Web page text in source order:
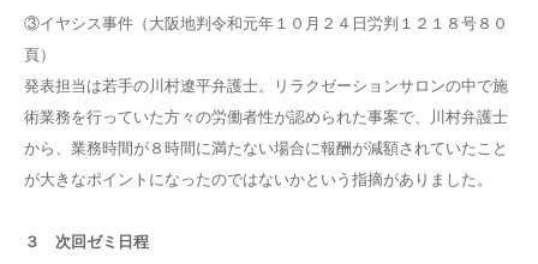
③イヤシス事件（大阪地判令和元年１０月２４日労判１２１８号８０
頁）
発表担当は若手の川村遼平弁護士。リラクゼーションサロンの中で施
術業務を行っていた方々の労働者性が認められた事案で、川村弁護士
から、業務時間が８時間に満たない場合に報酬が減額されていたこと
が大きなポイントになったのではないかという指摘がありました。
３ 次回ゼミ日程